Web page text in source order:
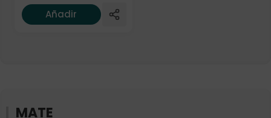
Añadir
MATE